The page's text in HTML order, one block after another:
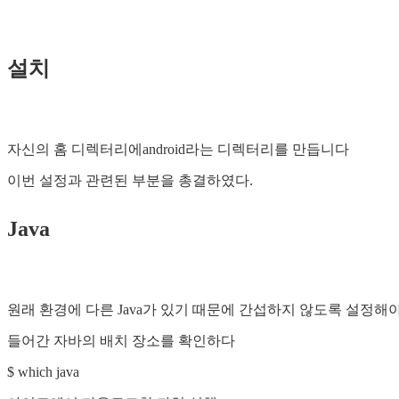
설치
자신의 홈 디렉터리에android라는 디렉터리를 만듭니다
이번 설정과 관련된 부분을 총결하였다.
Java
원래 환경에 다른 Java가 있기 때문에 간섭하지 않도록 설정해
들어간 자바의 배치 장소를 확인하다
$ which java